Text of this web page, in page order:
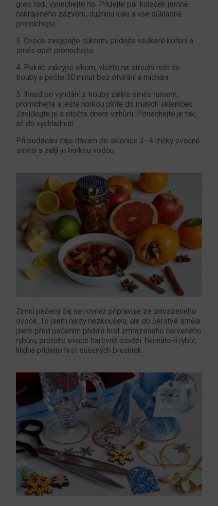
grep rádi, vynechejte ho. Přidejte pár koleček jemně
nakrájeného zázvoru, dužninu kaki a vše důkladně
promíchejte.
3. Ovoce zasypejte cukrem, přidejte veškeré koření a
směs opět promíchejte.
4. Pekáč zakryjte víkem, vložte na střední rošt do
trouby a pečte 30 minut bez otvírání a míchání.
5. Ihned po vyndání z trouby zalijte směs rumem,
promíchejte a ještě horkou plňte do malých skleniček.
Zavíčkujte je a otočte dnem vzhůru. Ponechejte je tak,
až do vychladnutí.
Při podávání čaje dávám do sklenice 3–4 lžičky ovocné
směsi a zaliji je horkou vodou.
Zimní pečený čaj se rovněž připravuje ze zmrazeného
ovoce. To jsem nikdy nezkoušela, ale do čerstvé směsi
jsem před pečením přidala hrst zmrazeného červeného
rybízu, protože ovoce barevně osvěží. Nemáte-li rybíz,
klidně přidejte hrst sušených brusinek.